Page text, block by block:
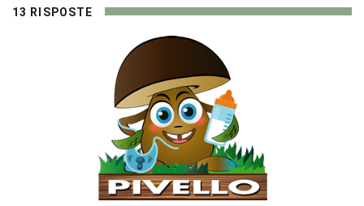
13 RISPOSTE